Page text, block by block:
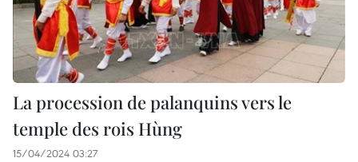
La procession de palanquins vers le
temple des rois Hùng
15/04/2024 03:27